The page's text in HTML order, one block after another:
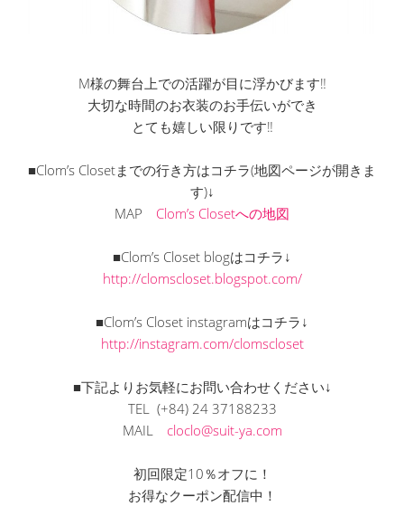
M様の舞台上での活躍が目に浮かびます‼
大切な時間のお衣装のお手伝いができ
とても嬉しい限りです‼
■Clom’s Closetまでの行き方はコチラ(地図ページが開きま
す)↓
MAP Clom’s Closetへの地図
■Clom’s Closet blogはコチラ↓
http://clomscloset.blogspot.com/
■Clom’s Closet instagramはコチラ↓
http://instagram.com/clomscloset
■下記よりお気軽にお問い合わせください↓
TEL (+84) 24 37188233
MAIL cloclo@suit-ya.com
初回限定10％オフに！
お得なクーポン配信中！